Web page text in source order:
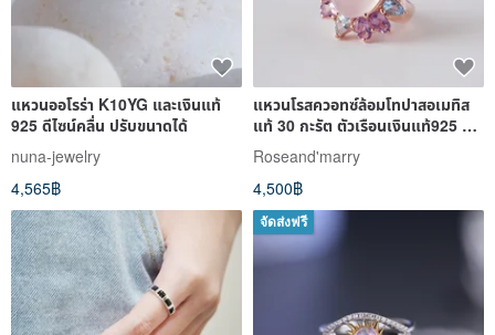
แหวนออโรร่า K10YG และเงินแท้
925 ดีไซน์คลื่น ปรับขนาดได้
nuna-jewelry
4,565฿
แหวนโรสควอทซ์ล้อมโทปาสอเมทิส
แท้ 30 กะรัต ตัวเรือนเงินแท้925 ชุบ
พิงค์โกวล ไซส 58
Roseand'marry
4,500฿
จัดส่งฟรี